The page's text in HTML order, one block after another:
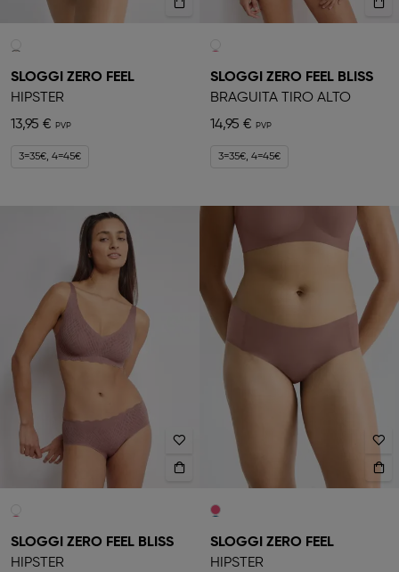
SLOGGI ZERO FEEL
HIPSTER
13,95 €
3=35€, 4=45€
SLOGGI ZERO FEEL BLISS
BRAGUITA TIRO ALTO
14,95 €
3=35€, 4=45€
SLOGGI ZERO FEEL BLISS
HIPSTER
SLOGGI ZERO FEEL
HIPSTER